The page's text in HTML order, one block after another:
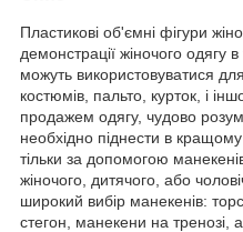
Пластикові об'ємні фігури
демонстрації жіночого одягу
можуть використовуватися
костюмів, пальто, курток, і
продажем одягу, чудово
необхідно піднести в
тільки за допомогою
жіночого, дитячого, або
широкий вибір манекенів:
стегон, манекени на тренозі,